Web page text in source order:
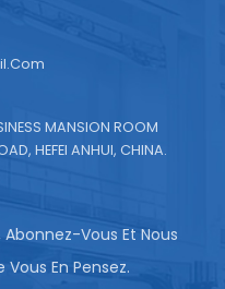
MANSION ROOM
HEFEI ANHUI, CHINA.
Vous Et Nous
En Pensez.